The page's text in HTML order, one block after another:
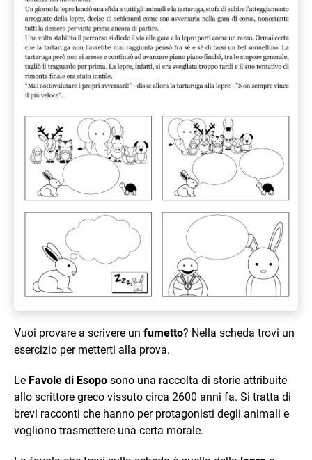
Vuoi provare a scrivere un fumetto? Nella scheda trovi un
esercizio per metterti alla prova.
Le Favole di Esopo sono una raccolta di storie attribuite
allo scrittore greco vissuto circa 2600 anni fa. Si tratta di
brevi racconti che hanno per protagonisti degli animali e
vogliono trasmettere una certa morale.